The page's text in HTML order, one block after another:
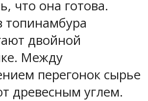
что она готова.
топинамбура
двойной
Между
перегонок сырье
древесным углем.